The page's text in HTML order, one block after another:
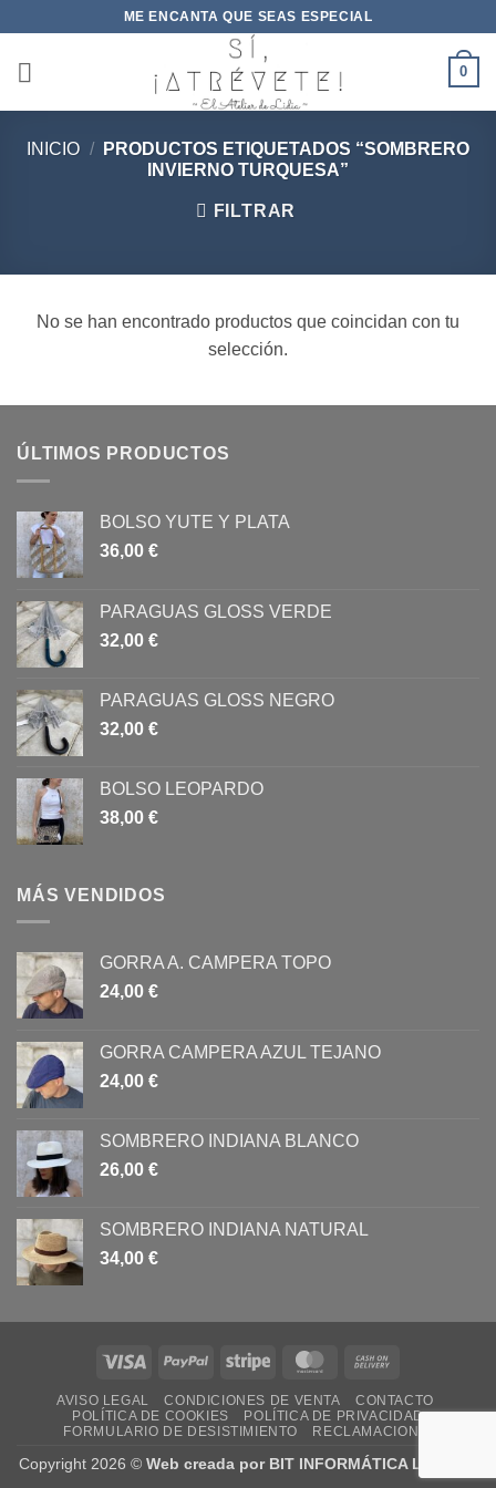
contenido
ME ENCANTA QUE SEAS ESPECIAL
0
INICIO /
PRODUCTOS ETIQUETADOS “SOMBRERO
INVIERNO TURQUESA”
FILTRAR
No se han encontrado productos que coincidan con tu
selección.
ÚLTIMOS PRODUCTOS
BOLSO YUTE Y PLATA
36,00 €
PARAGUAS GLOSS VERDE
32,00 €
PARAGUAS GLOSS NEGRO
32,00 €
BOLSO LEOPARDO
38,00 €
MÁS VENDIDOS
GORRA A. CAMPERA TOPO
24,00 €
GORRA CAMPERA AZUL TEJANO
24,00 €
SOMBRERO INDIANA BLANCO
26,00 €
SOMBRERO INDIANA NATURAL
34,00 €
Visa PayPal Stripe MasterCard
Delivery
AVISO LEGAL CONDICIONES DE VENTA
CONTACTO
POLÍTICA DE COOKIES
POLÍTICA DE PRIVACIDAD
FORMULARIO DE DESISTIMIENTO
RECLAMACIONES
Copyright 2026 © Web creada por BIT INFORMÁTICA LODOSA